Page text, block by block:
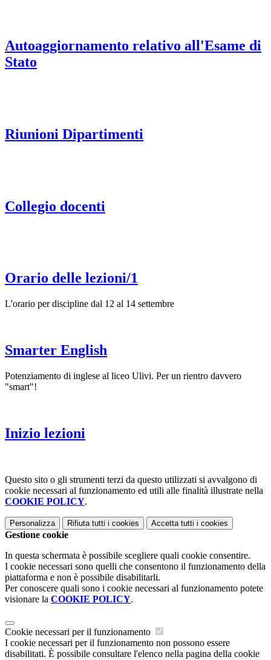
Autoaggiornamento relativo all'Esame di
Stato
Riunioni Dipartimenti
Collegio docenti
Orario delle lezioni/1
L'orario per discipline dal 12 al 14 settembre
Smarter English
Potenziamento di inglese al liceo Ulivi. Per un rientro davvero
"smart"!
Inizio lezioni
Questo sito o gli strumenti terzi da questo utilizzati si avvalgono di
cookie necessari al funzionamento ed utili alle finalità illustrate nella
COOKIE POLICY.
Personalizza Rifiuta tutti i cookies Accetta tutti i cookies
Gestione cookie
In questa schermata è possibile scegliere quali cookie consentire.
I cookie necessari sono quelli che consentono il funzionamento della
piattaforma e non è possibile disabilitarli.
Per conoscere quali sono i cookie necessari al funzionamento potete
visionare la COOKIE POLICY.
Cookie necessari per il funzionamento
I cookie necessari per il funzionamento non possono essere
disabilitati. È possibile consultare l'elenco nella pagina della cookie